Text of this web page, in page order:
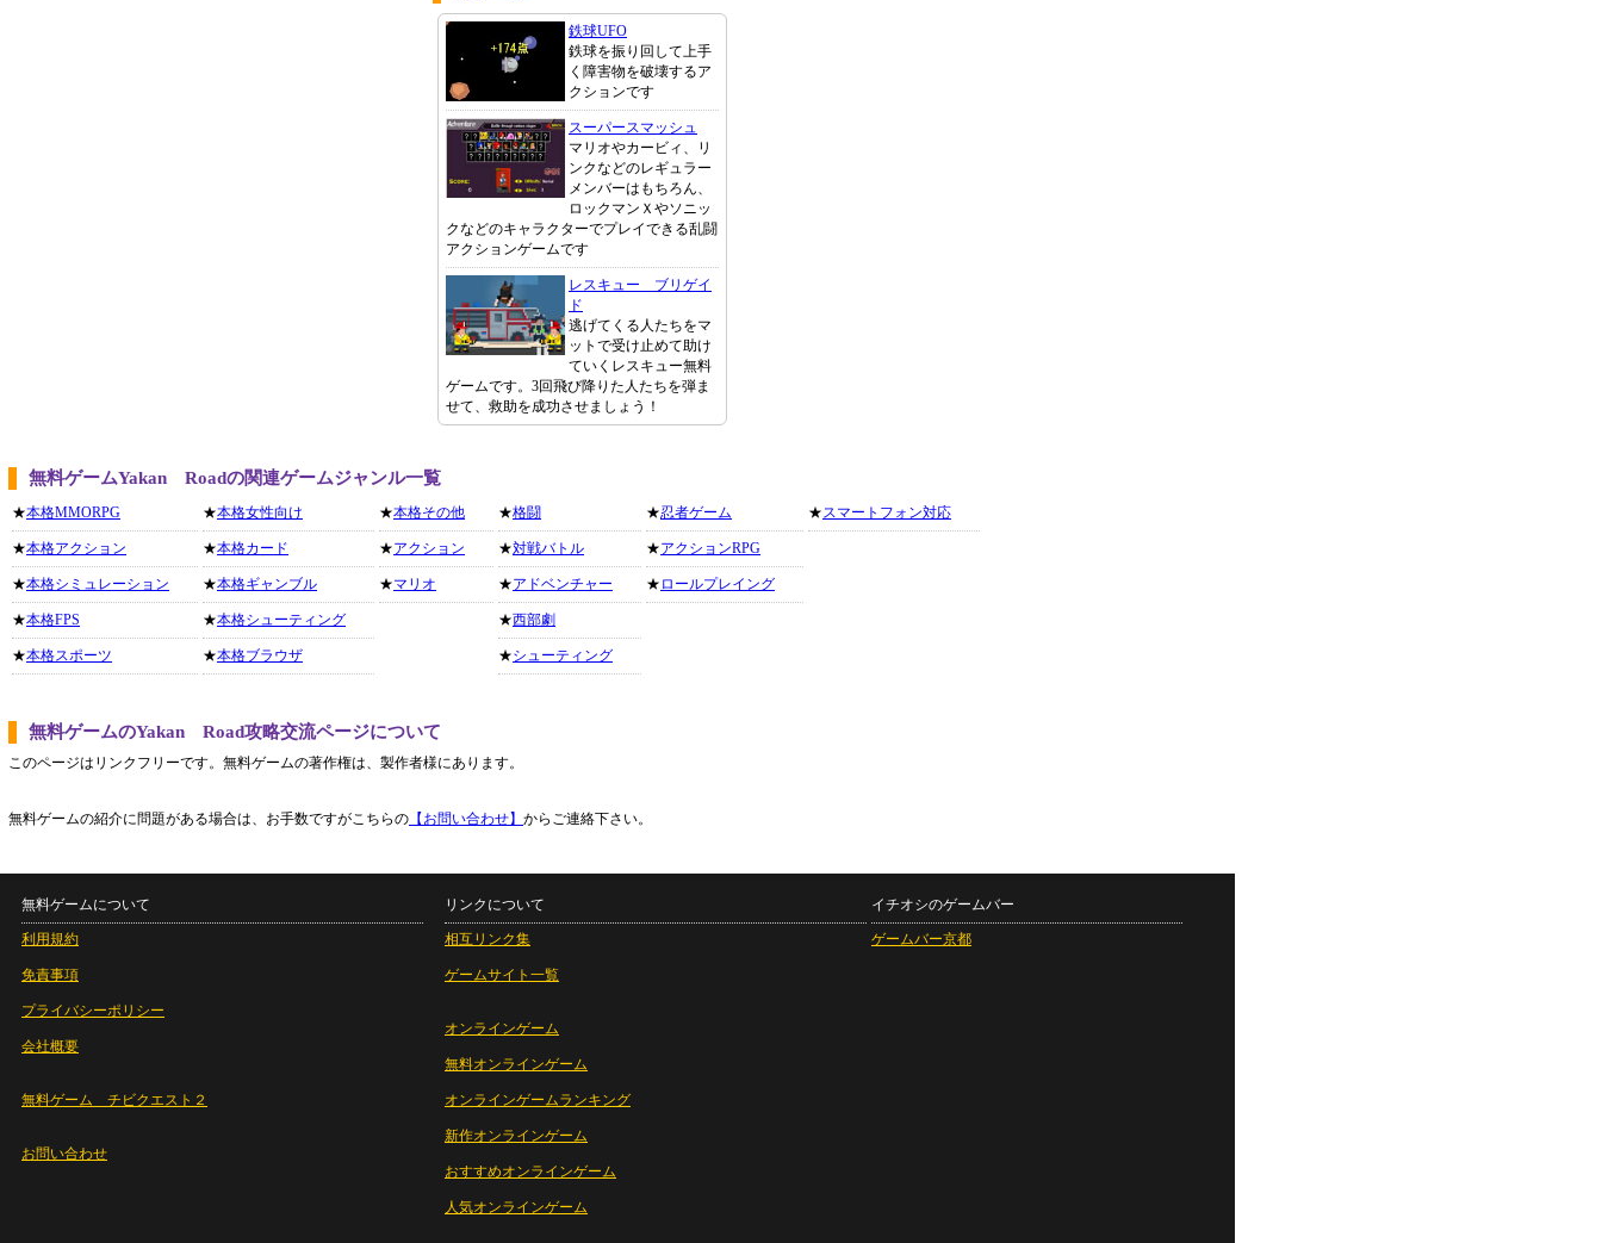
鉄球UFO
鉄球を振り回して上手
く障害物を破壊するア
クションです
スーパースマッシュ
マリオやカービィ、リ
ンクなどのレギュラー
メンバーはもちろん、
ロックマンＸやソニッ
クなどのキャラクターでプレイできる乱闘
アクションゲームです
レスキュー ブリゲイ
ド
逃げてくる人たちをマ
ットで受け止めて助け
ていくレスキュー無料
ゲームです。3回飛び降りた人たちを弾ま
せて、救助を成功させましょう！
無料ゲームYakan Roadの関連ゲームジャンル一覧
★本格MMORPG
★本格アクション
★本格シミュレーション
★本格FPS
★本格スポーツ
★本格女性向け
★本格カード
★本格ギャンブル
★本格シューティング
★本格ブラウザ
★本格その他
★アクション
★マリオ
★格闘
★対戦バトル
★アドベンチャー
★西部劇
★シューティング
★忍者ゲーム
★アクションRPG
★ ロールプレイング
★スマートフォン対応
無料ゲームのYakan Road攻略交流ページについて
このページはリンクフリーです。無料ゲームの著作権は、製作者様にあります。
無料ゲームの紹介に問題がある場合は、お手数ですがこちらの 【お問い合わせ】 からご連絡下さい。
無料ゲームについて
利用規約
免責事項
プライバシーポリシー
会社概要
無料ゲーム チビクエスト２
お問い合わせ
リンクについて
相互リンク集
ゲームサイト一覧
オンラインゲーム
無料オンラインゲーム
オンラインゲームランキング
新作オンラインゲーム
おすすめオンラインゲーム
人気オンラインゲーム
イチオシのゲームバー
ゲームバー京都